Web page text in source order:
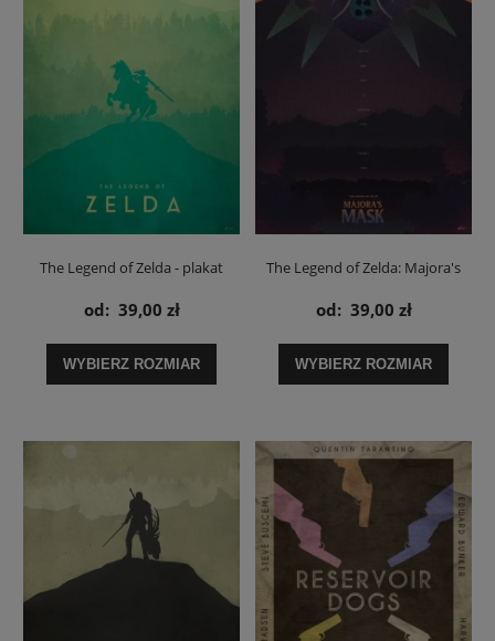
The Legend of Zelda - plakat
od: 39,00 zł
WYBIERZ ROZMIAR
The Legend of Zelda: Majora's
Mask - plakat
od: 39,00 zł
WYBIERZ ROZMIAR